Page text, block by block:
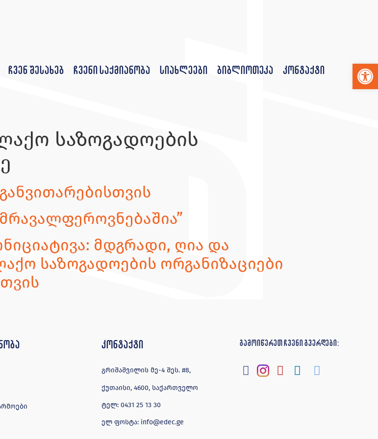
ჩვენ შესახებ ჩვენი საქმიანობა სიახლეები ბიბლიოთეკა კონტაქტი
საზოგადოების
მდგრადი, ღია და
საზოგადოების ორგანიზაციები
კონტაქტი
გრიშაშვილის მე-4 შეს. #8,
ქუთაისი, 4600, საქართველო
ტელ: 0431 25 13 30
ელ ფოსტა: info@edec.ge
გამოიწერეთ ჩვენი გვერდები: